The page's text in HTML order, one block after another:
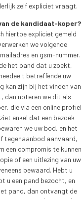
zelf expliciet vraagt.
de kandidaat-koper?
hiertoe expliciet gemeld
we volgende
en gsm-nummer.
het pand dat u zoekt,
betreffende uw
zijn bij het vinden van
dan noteren we dit als
die via een online profiel
enkel dat een bezoek
we uw bod, en het
tegenaanbod aanvaard,
een compromis te kunnen
of een uitlezing van uw
bewaard. Hebt u
u een pand bezocht, en
pand, dan ontvangt de